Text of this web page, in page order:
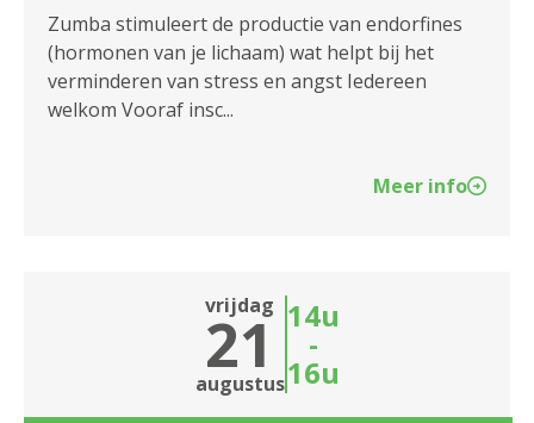
2140 Borgerhout
2170 Merksem
2180 Ekeren
2950 Kapellen
Zumba stimuleert de productie van endorfines
(hormonen van je lichaam) wat helpt bij het
verminderen van stress en angst Iedereen
welkom Vooraf insc...
Meer info
vrijdag
21
augustus
14u
-
16u